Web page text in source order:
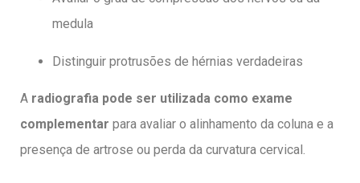
medula
Distinguir protrusões de hérnias verdadeiras
A radiografia pode ser utilizada como exame
complementar para avaliar o alinhamento da coluna e a
presença de artrose ou perda da curvatura cervical.